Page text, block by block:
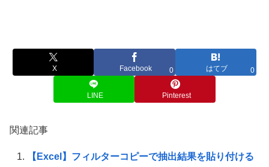
X Facebook 0 はてブ 0
LINE Pinterest
関連記事
【Excel】フィルターコピーで抽出結果を貼り付ける